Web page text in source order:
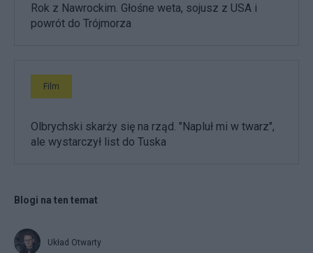
Rok z Nawrockim. Głośne weta, sojusz z USA i
powrót do Trójmorza
Film
Olbrychski skarży się na rząd. "Napluł mi w twarz",
ale wystarczył list do Tuska
Blogi na ten temat
Układ Otwarty